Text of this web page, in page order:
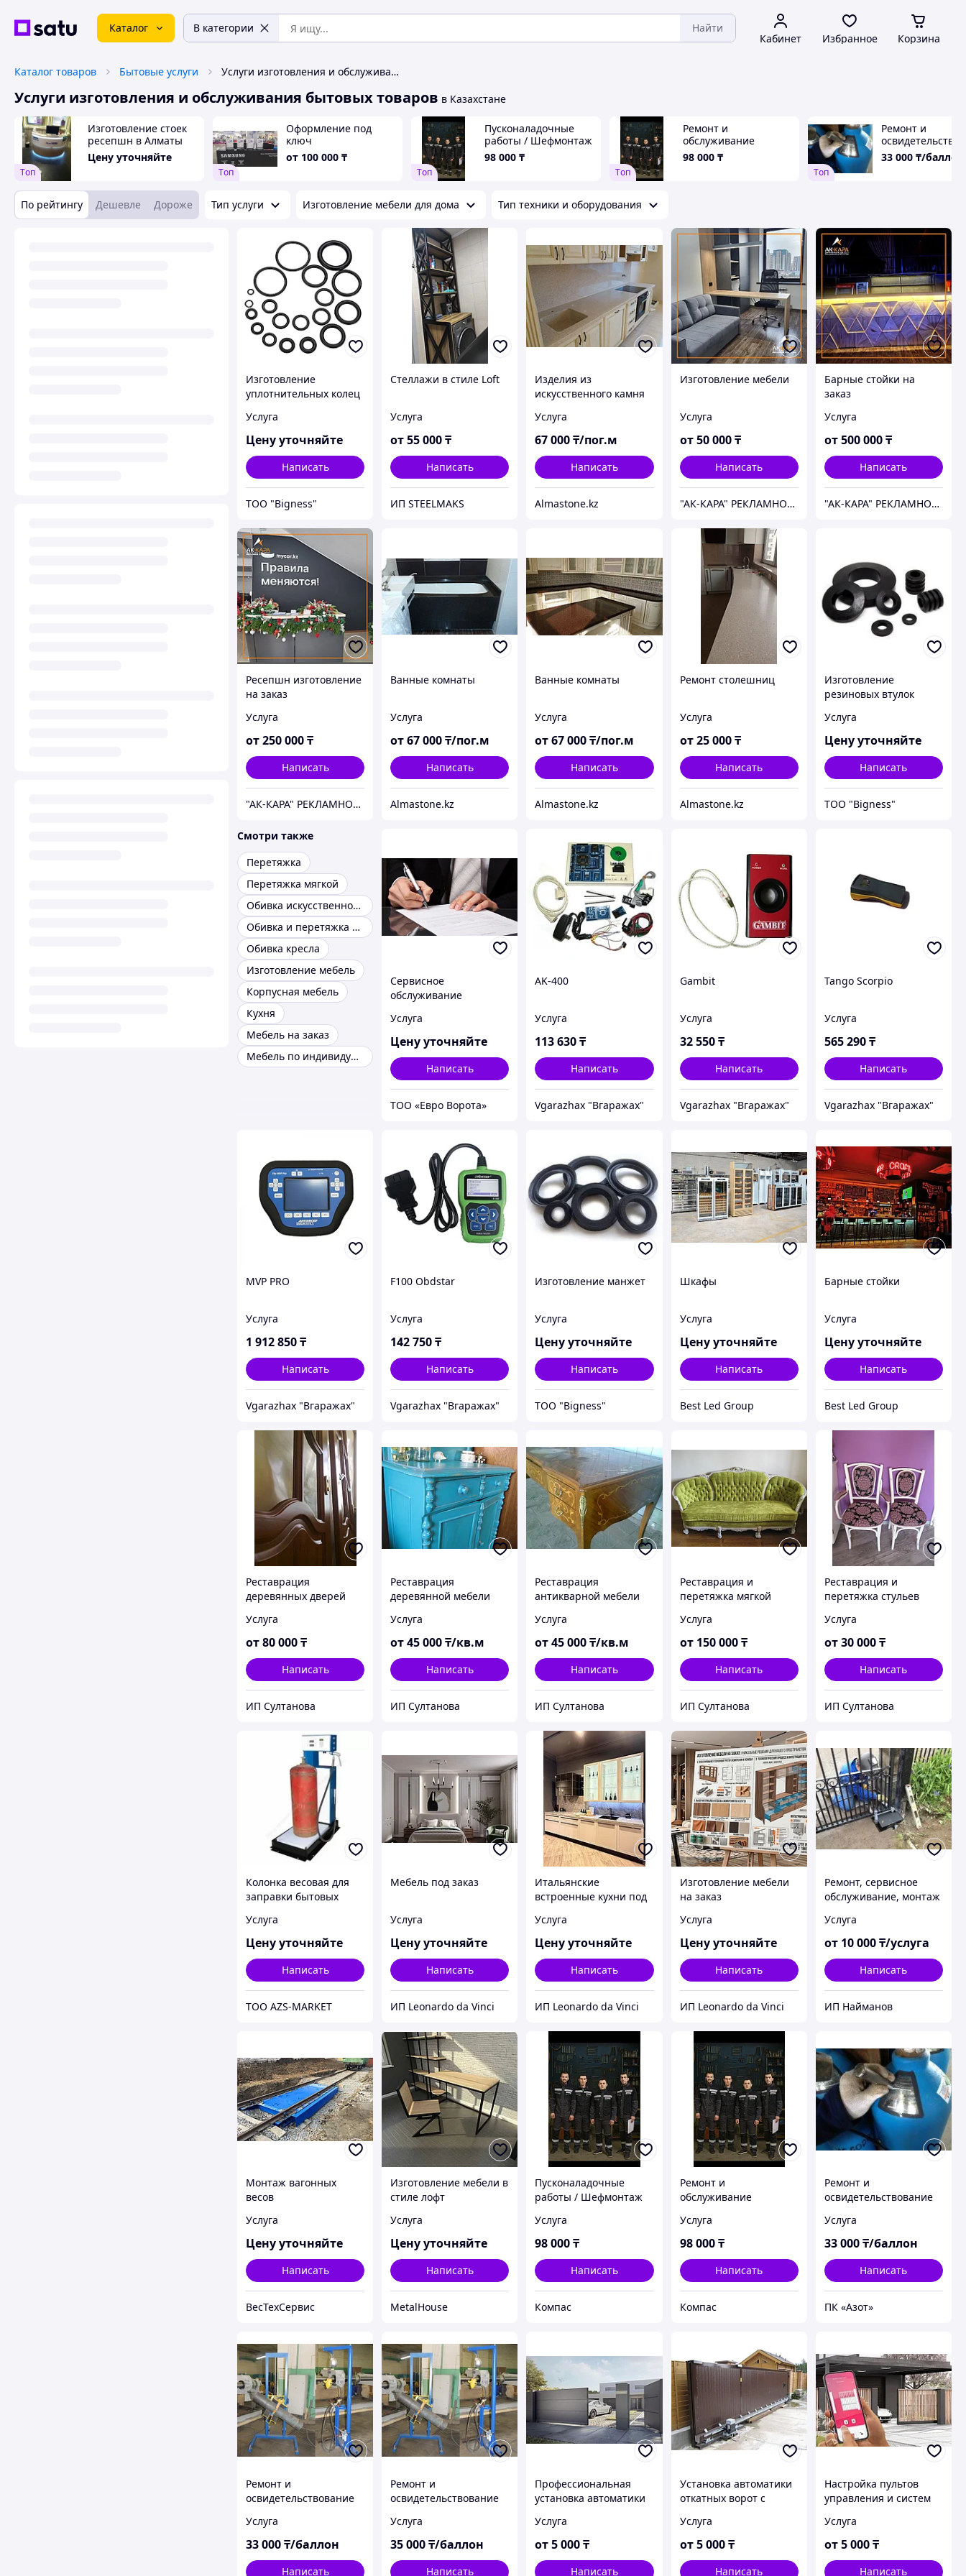
Каталог В категории Найти
Кабинет Избранное Корзина
Каталог товаров Бытовые услуги Услуги изготовления и обслуживания бытовых товаров
Услуги изготовления и обслуживания бытовых товаров в Казахстане
Tоп
Изготовление стоек
ресепшн в Алматы
Цену уточняйте
Tоп
Оформление под
ключ
от 100 000 ₸
Tоп
Пусконаладочные
работы / Шефмонтаж
промышленного
прачечного
98 000 ₸
Tоп
Ремонт и
обслуживание
промышленного
прачечного
98 000 ₸
Tоп
Ремонт и
кислородного
баллона 40 л,
33 000 ₸/баллон
По рейтингу Дешевле Дороже Тип услуги Изготовление мебели для дома Тип техники и оборудования
Изготовление
уплотнительных колец
Услуга
Цену уточняйте
Написать
ТОО "Bigness"
Стеллажи в стиле Loft
Услуга
от55 000₸
Написать
ИП STEELMAKS
Изделия из
искусственного камня
Услуга
67 000₸/пог.м
Написать
Almastone.kz
Изготовление мебели
Услуга
от 50 000 ₸
Написать
"АК-КАРА" РЕКЛАМНОЕ АГЕНТСТВО
Барные стойки на
заказ
Услуга
от500 000₸
Написать
"АК-КАРА" РЕКЛАМНОЕ АГЕНТСТВО
Ресепшн изготовление
на заказ
Услуга
от250 000₸
Написать
"АК-КАРА" РЕКЛАМНОЕ АГЕНТСТВО
Ванные комнаты
Услуга
от67 000₸/пог.м
Написать
Almastone.kz
Ванные комнаты
Услуга
от67 000₸/пог.м
Написать
Almastone.kz
Ремонт столешниц
Услуга
от 25 000 ₸
Написать
Almastone.kz
Изготовление
резиновых втулок
Услуга
Цену уточняйте
Написать
ТОО "Bigness"
Смотри также
Перетяжка
Перетяжка мягкой
Обивка искусственной кожей
Обивка и перетяжка дивана
Обивка кресла
Изготовление мебель
Корпусная мебель
Кухня
Мебель на заказ
Мебель по индивидуальным размерам
Сервисное
обслуживание
шлагбаумов,
автоматики для ворот,
роллет
Услуга
Цену уточняйте
Написать
ТОО «Евро Ворота»
AK-400
Услуга
113 630₸
Написать
Vgarazhax "Вгаражах"
Gambit
Услуга
32 550 ₸
Написать
Vgarazhax "Вгаражах"
Tango Scorpio
Услуга
565 290₸
Написать
Vgarazhax "Вгаражах"
MVP PRO
Услуга
1 912 850₸
Написать
Vgarazhax "Вгаражах"
F100 Obdstar
Услуга
142 750₸
Написать
Vgarazhax "Вгаражах"
Изготовление манжет
Услуга
Цену уточняйте
Написать
ТОО "Bigness"
Шкафы
Услуга
Цену уточняйте
Написать
Best Led Group
Барные стойки
Услуга
Цену уточняйте
Написать
Best Led Group
Реставрация
деревянных дверей
Услуга
от80 000₸
Написать
ИП Султанова
Реставрация
деревянной мебели
Услуга
от45 000₸/кв.м
Написать
ИП Султанова
Реставрация
антикварной мебели
Услуга
от45 000₸/кв.м
Написать
ИП Султанова
Реставрация и
перетяжка мягкой
Услуга
от 150 000 ₸
Написать
ИП Султанова
Реставрация и
перетяжка стульев
Услуга
от30 000₸
Написать
ИП Султанова
Колонка весовая для
заправки бытовых
Услуга
Цену уточняйте
Написать
TOO AZS-MARKET
Мебель под заказ
Услуга
Цену уточняйте
Написать
ИП Leonardo da Vinci
Итальянские
встроенные кухни под
Услуга
Цену уточняйте
Написать
ИП Leonardo da Vinci
Изготовление мебели
на заказ
Услуга
Цену уточняйте
Написать
ИП Leonardo da Vinci
Ремонт, сервисное
обслуживание, монтаж
и дверей
Услуга
от 10 000₸/услуга
Написать
ИП Найманов
Монтаж вагонных
весов
Услуга
Цену уточняйте
Написать
ВесТехСервис
Изготовление мебели в
стиле лофт
Услуга
Цену уточняйте
Написать
MetalHouse
Пусконаладочные
работы / Шефмонтаж
прачечного
оборудования
Услуга
98 000₸
Написать
Компас
Ремонт и
обслуживание
прачечного
оборудования любой
Услуга
98 000 ₸
Написать
Компас
Ремонт и
освидетельствование
40 л, гидроиспытание,
замена вентиля,
Услуга
33 000₸/баллон
Написать
ПК «Азот»
Ремонт и
освидетельствование
л, гидроиспытание,
замена вентиля,
Услуга
33 000₸/баллон
Написать
Ремонт и
освидетельствование
баллона, с заменой
вентиля
Услуга
35 000₸/баллон
Написать
Профессиональная
установка автоматики
ключ
Услуга
от5 000₸
Написать
Установка автоматики
откатных ворот с
Услуга
от 5 000 ₸
Написать
Настройка пультов
управления и систем
откатных ворот
Услуга
от5 000₸
Написать